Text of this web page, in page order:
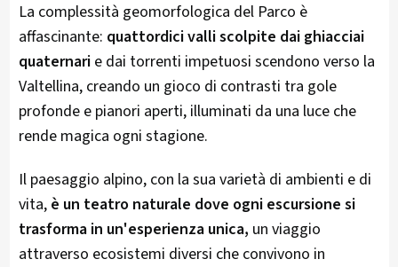
La complessità geomorfologica del Parco è
affascinante: quattordici valli scolpite dai ghiacciai
quaternari e dai torrenti impetuosi scendono verso la
Valtellina, creando un gioco di contrasti tra gole
profonde e pianori aperti, illuminati da una luce che
rende magica ogni stagione.
Il paesaggio alpino, con la sua varietà di ambienti e di
vita, è un teatro naturale dove ogni escursione si
trasforma in un'esperienza unica, un viaggio
attraverso ecosistemi diversi che convivono in